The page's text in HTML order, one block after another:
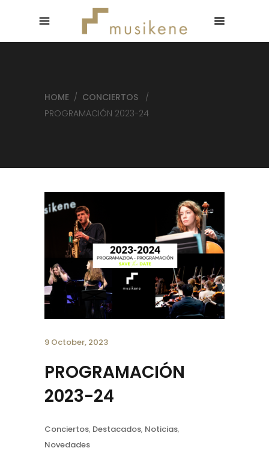
HOME / CONCIERTOS
/
PROGRAMACIÓN 2023-24
9 October, 2023
PROGRAMACIÓN
2023-24
Conciertos, Destacados, Noticias,
Novedades